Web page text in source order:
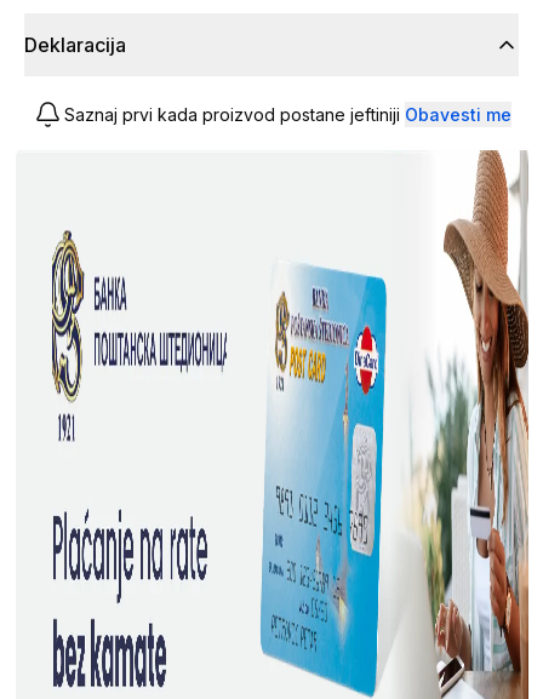
Deklaracija
Saznaj prvi kada proizvod postane jeftiniji Obavesti me